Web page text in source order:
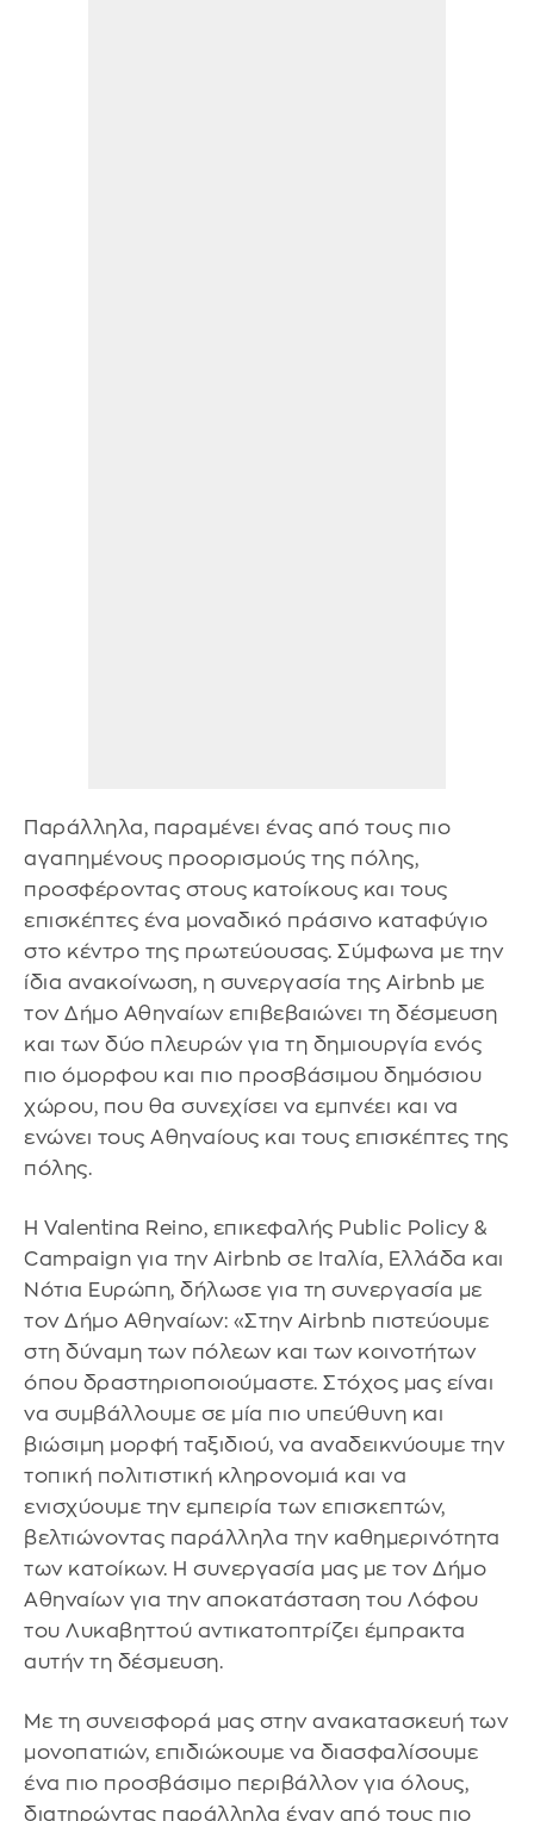
Παράλληλα, παραμένει ένας από τους πιο
αγαπημένους προορισμούς της πόλης,
προσφέροντας στους κατοίκους και τους
επισκέπτες ένα μοναδικό πράσινο καταφύγιο
στο κέντρο της πρωτεύουσας. Σύμφωνα με την
ίδια ανακοίνωση, η συνεργασία της Airbnb με
τον Δήμο Αθηναίων επιβεβαιώνει τη δέσμευση
και των δύο πλευρών για τη δημιουργία ενός
πιο όμορφου και πιο προσβάσιμου δημόσιου
χώρου, που θα συνεχίσει να εμπνέει και να
ενώνει τους Αθηναίους και τους επισκέπτες της
πόλης.
H Valentina Reino, επικεφαλής Public Policy &
Campaign για την Airbnb σε Ιταλία, Ελλάδα και
Νότια Ευρώπη, δήλωσε για τη συνεργασία με
τον Δήμο Αθηναίων: «Στην Airbnb πιστεύουμε
στη δύναμη των πόλεων και των κοινοτήτων
όπου δραστηριοποιούμαστε. Στόχος μας είναι
να συμβάλλουμε σε μία πιο υπεύθυνη και
βιώσιμη μορφή ταξιδιού, να αναδεικνύουμε την
τοπική πολιτιστική κληρονομιά και να
ενισχύουμε την εμπειρία των επισκεπτών,
βελτιώνοντας παράλληλα την καθημερινότητα
των κατοίκων. Η συνεργασία μας με τον Δήμο
Αθηναίων για την αποκατάσταση του Λόφου
του Λυκαβηττού αντικατοπτρίζει έμπρακτα
αυτήν τη δέσμευση.
Με τη συνεισφορά μας στην ανακατασκευή των
μονοπατιών, επιδιώκουμε να διασφαλίσουμε
ένα πιο προσβάσιμο περιβάλλον για όλους,
διατηρώντας παράλληλα έναν από τους πιο